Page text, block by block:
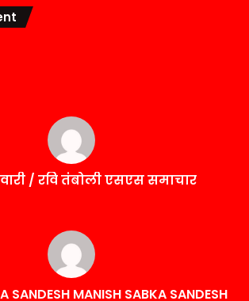
/ रवि तंबोली एसएस समाचार
SANDESH MANISH SABKA SANDESH